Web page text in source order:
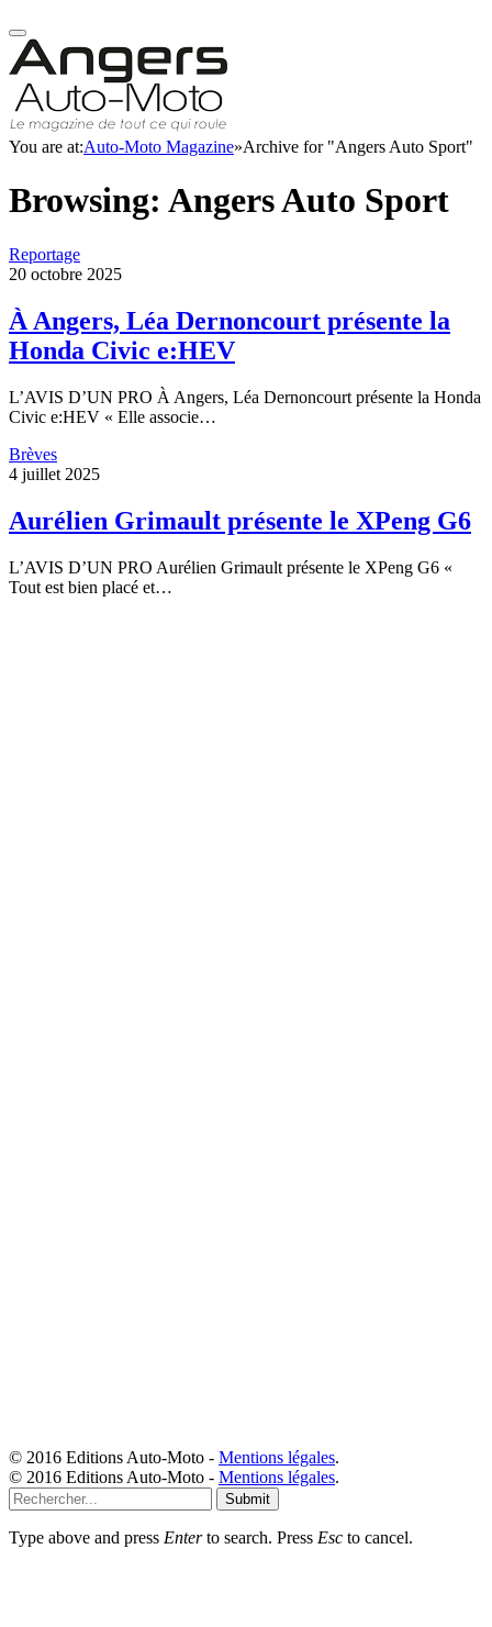
You are at:Auto-Moto Magazine»Archive for "Angers Auto Sport"
Browsing: Angers Auto Sport
Reportage
20 octobre 2025
À Angers, Léa Dernoncourt présente la
Honda Civic e:HEV
L’AVIS D’UN PRO À Angers, Léa Dernoncourt présente la Honda
Civic e:HEV « Elle associe…
Brèves
4 juillet 2025
Aurélien Grimault présente le XPeng G6
L’AVIS D’UN PRO Aurélien Grimault présente le XPeng G6 «
Tout est bien placé et…
© 2016 Editions Auto-Moto - Mentions légales.
© 2016 Editions Auto-Moto - Mentions légales.
Submit
Type above and press Enterto search. Press Esc to cancel.